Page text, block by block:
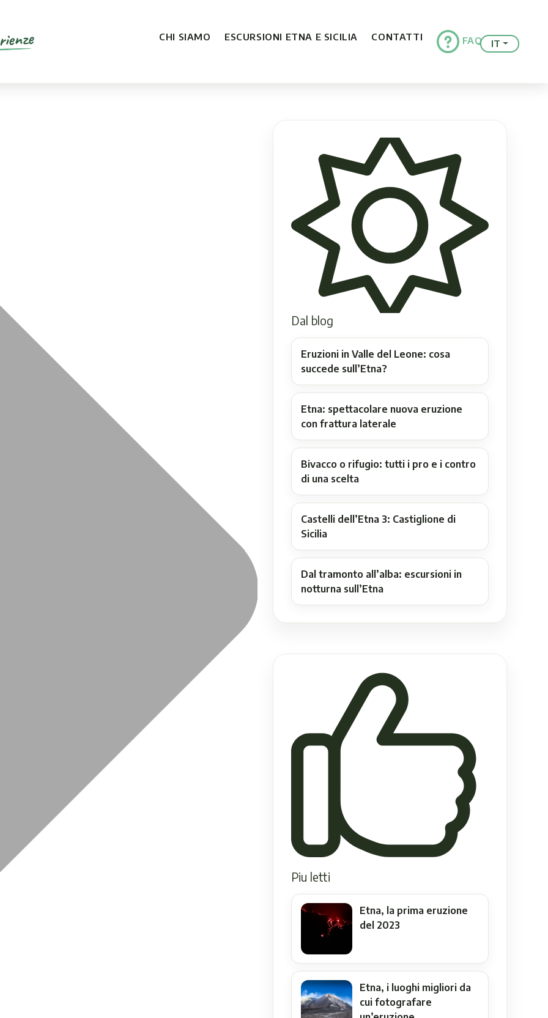
CHI SIAMO ESCURSIONI ETNA E SICILIA CONTATTI FAQ IT
Dal blog
Eruzioni in Valle del Leone: cosa
succede sull’Etna?
Etna: spettacolare nuova eruzione
con frattura laterale
Bivacco o rifugio: tutti i pro e i contro
di una scelta
Castelli dell’Etna 3: Castiglione di
Sicilia
Dal tramonto all’alba: escursioni in
notturna sull’Etna
Piu letti
Etna, la prima eruzione
del 2023
Etna, i luoghi migliori da
cui fotografare